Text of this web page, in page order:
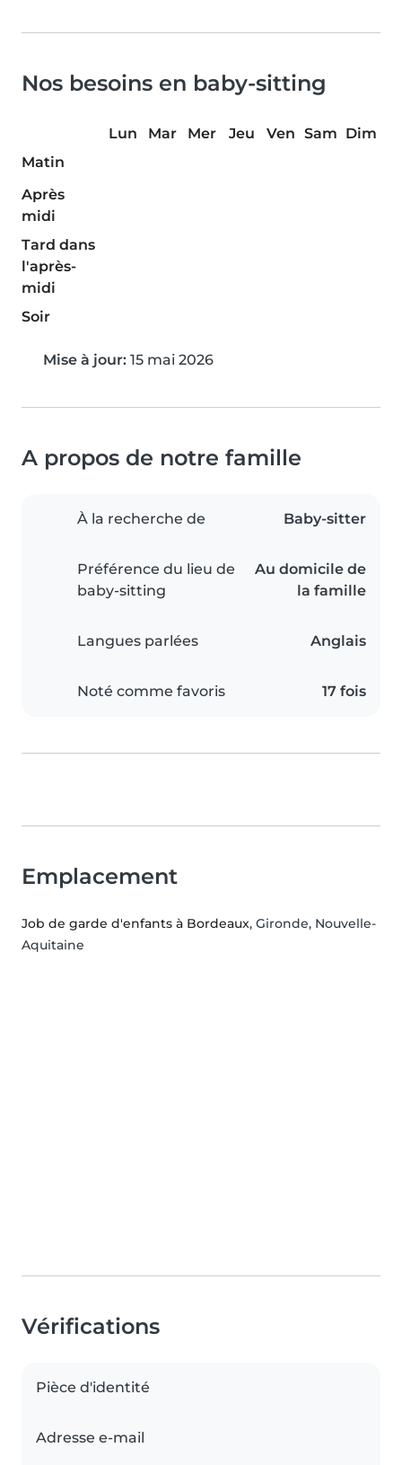
Nos besoins en baby-sitting
Lun Mar Mer Jeu Ven Sam Dim
Matin
Après
midi
Tard dans
l'après-
midi
Soir
Mise à jour: 15 mai 2026
A propos de notre famille
À la recherche de Baby-sitter
Préférence du lieu de
baby-sitting
Au domicile de
la famille
Langues parlées Anglais
Noté comme favoris 17 fois
Emplacement
Job de garde d'enfants à Bordeaux, Gironde, Nouvelle-
Aquitaine
Vérifications
Pièce d'identité
Adresse e-mail